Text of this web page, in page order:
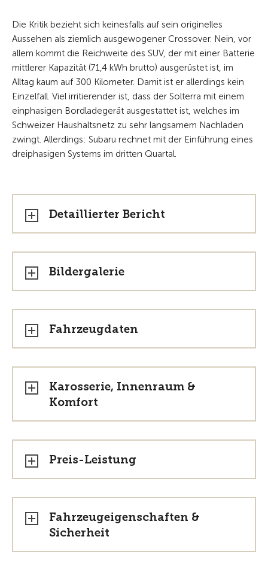
Die Kritik bezieht sich keinesfalls auf sein originelles
Aussehen als ziemlich ausgewogener Crossover. Nein, vor
allem kommt die Reichweite des SUV, der mit einer Batterie
mittlerer Kapazität (71,4 kWh brutto) ausgerüstet ist, im
Alltag kaum auf 300 Kilometer. Damit ist er allerdings kein
Einzelfall. Viel irritierender ist, dass der Solterra mit einem
einphasigen Bordladegerät ausgestattet ist, welches im
Schweizer Haushaltsnetz zu sehr langsamem Nachladen
zwingt. Allerdings: Subaru rechnet mit der Einführung eines
dreiphasigen Systems im dritten Quartal.
Detaillierter Bericht
Bildergalerie
Fahrzeugdaten
Karosserie, Innenraum &
Komfort
Preis-Leistung
Fahrzeugeigenschaften &
Sicherheit